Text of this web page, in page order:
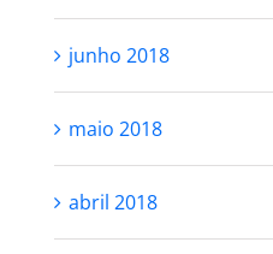
junho 2018
maio 2018
abril 2018